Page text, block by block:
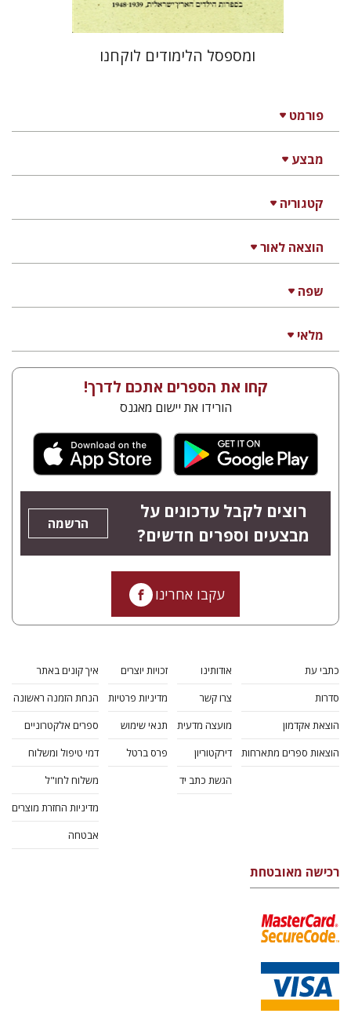
פורמט
מבצע
קטגוריה
הוצאה לאור
שפה
מלאי
ומספסל הלימודים לוקחנו
קחו את הספרים אתכם לדרך!
הורידו את יישום מאגנס
רוצים לקבל עדכונים על
מבצעים וספרים חדשים?
הרשמה
עקבו אחרינו
כתבי עת
סדרות
הוצאת אקדמון
הוצאות ספרים מתארחות
אודותינו
צרו קשר
מועצה מדעית
דירקטוריון
הגשת כתב יד
זכויות יוצרים
מדיניות פרטיות
תנאי שימוש
פרס ברטל
איך קונים באתר
הנחת הזמנה ראשונה
ספרים אלקטרוניים
דמי טיפול ומשלוח
משלוח לחו"ל
מדיניות החזרת מוצרים
אבטחה
רכישה מאובטחת